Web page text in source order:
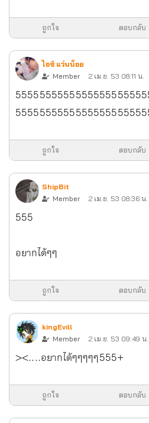
ถูกใจ ตอบกลับ
ไอซ์ แว่นน้อย
Member
2 เม.ย. 53 08:11 น.
ถูกใจ ตอบกลับ
ShipBit
Member
2 เม.ย. 53 08:36 น.
555
อยากได้ๆๆ
ถูกใจ ตอบกลับ
kingEvill
Member
2 เม.ย. 53 09:49 น.
><....อยากได้ๆๆๆๆๆ555+
ถูกใจ ตอบกลับ